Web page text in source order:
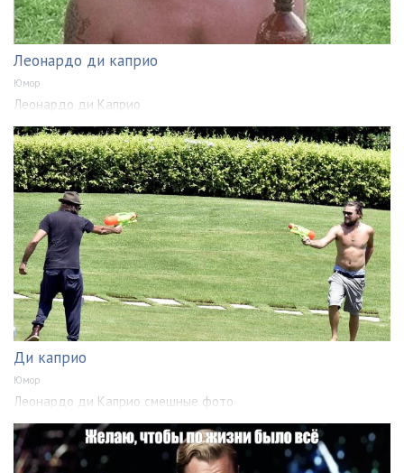
Леонардо ди каприо
Юмор
Леонардо ди Каприо
Ди каприо
Юмор
Леонардо ди Каприо смешные фото